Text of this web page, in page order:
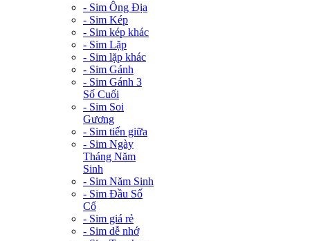
- Sim Ông Địa
- Sim Kép
- Sim kép khác
- Sim Lặp
- Sim lặp khác
- Sim Gánh
- Sim Gánh 3
Số Cuối
- Sim Soi
Gương
- Sim tiến giữa
- Sim Ngày
Tháng Năm
Sinh
- Sim Năm Sinh
- Sim Đầu Số
Cổ
- Sim giá rẻ
- Sim dễ nhớ